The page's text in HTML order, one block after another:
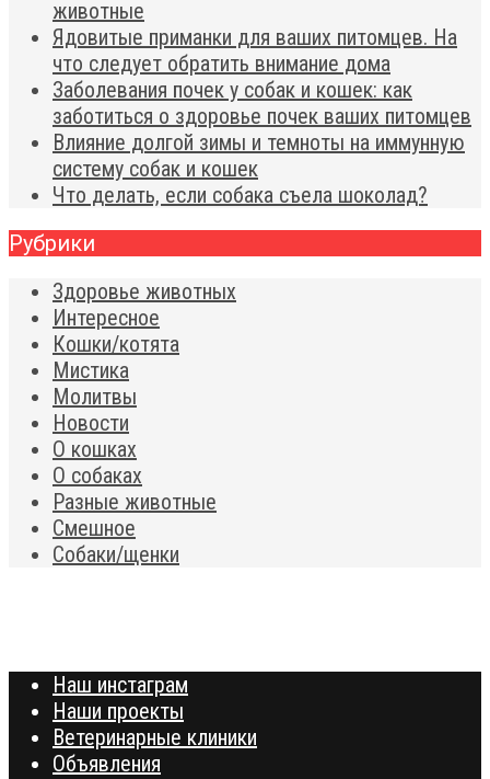
животные
Ядовитые приманки для ваших питомцев. На
что следует обратить внимание дома
Заболевания почек у собак и кошек: как
заботиться о здоровье почек ваших питомцев
Влияние долгой зимы и темноты на иммунную
систему собак и кошек
Что делать, если собака съела шоколад?
Рубрики
Здоровье животных
Интересное
Кошки/котята
Мистика
Молитвы
Новости
О кошках
О собаках
Разные животные
Смешное
Собаки/щенки
Наш инстаграм
Наши проекты
Ветеринарные клиники
Объявления